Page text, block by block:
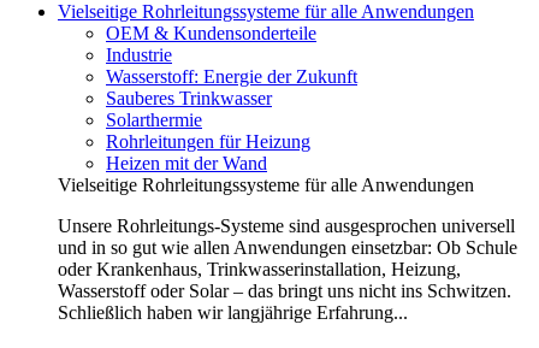
Vielseitige Rohrleitungssysteme für alle Anwendungen
OEM & Kundensonderteile
Industrie
Wasserstoff: Energie der Zukunft
Sauberes Trinkwasser
Solarthermie
Rohrleitungen für Heizung
Heizen mit der Wand
Vielseitige Rohrleitungssysteme für alle Anwendungen
Unsere Rohrleitungs-Systeme sind ausgesprochen universell
und in so gut wie allen Anwendungen einsetzbar: Ob Schule
oder Krankenhaus, Trinkwasserinstallation, Heizung,
Wasserstoff oder Solar – das bringt uns nicht ins Schwitzen.
Schließlich haben wir langjährige Erfahrung...